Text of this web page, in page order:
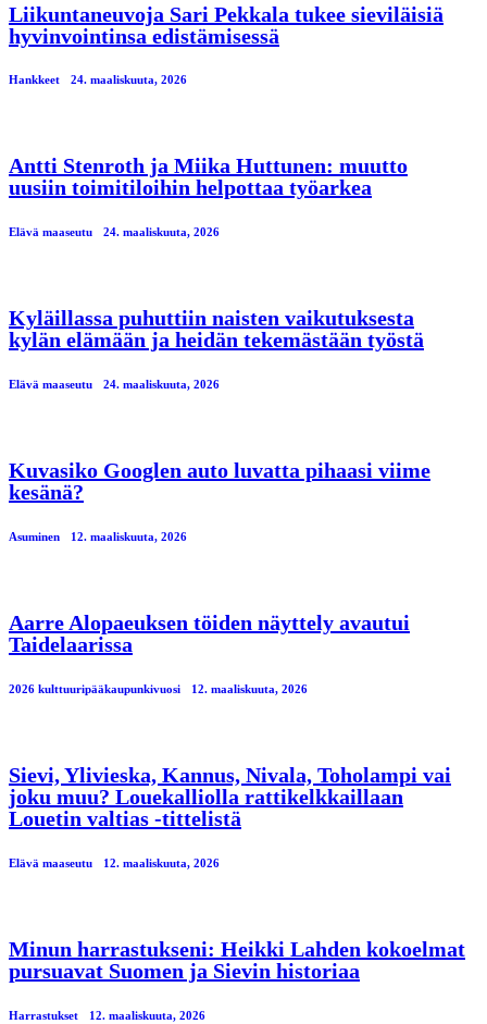
Liikuntaneuvoja Sari Pekkala tukee sieviläisiä
hyvinvointinsa edistämisessä
Hankkeet 24. maaliskuuta, 2026
Antti Stenroth ja Miika Huttunen: muutto
uusiin toimitiloihin helpottaa työarkea
Elävä maaseutu 24. maaliskuuta, 2026
Kyläillassa puhuttiin naisten vaikutuksesta
kylän elämään ja heidän tekemästään työstä
Elävä maaseutu 24. maaliskuuta, 2026
Kuvasiko Googlen auto luvatta pihaasi viime
kesänä?
Asuminen 12. maaliskuuta, 2026
Aarre Alopaeuksen töiden näyttely avautui
Taidelaarissa
2026 kulttuuripääkaupunkivuosi 12. maaliskuuta, 2026
Sievi, Ylivieska, Kannus, Nivala, Toholampi vai
joku muu? Louekalliolla rattikelkkaillaan
Louetin valtias -tittelistä
Elävä maaseutu 12. maaliskuuta, 2026
Minun harrastukseni: Heikki Lahden kokoelmat
pursuavat Suomen ja Sievin historiaa
Harrastukset 12. maaliskuuta, 2026